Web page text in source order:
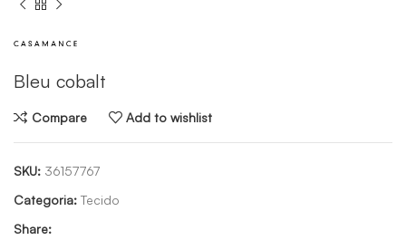
Bleu cobalt
Compare Add to wishlist
SKU: 36157767
Categoria: Tecido
Share: